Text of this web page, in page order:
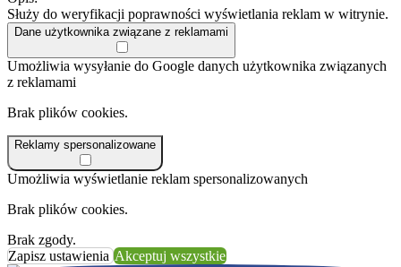
Służy do weryfikacji poprawności wyświetlania reklam w witrynie.
Dane użytkownika związane z reklamami
Umożliwia wysyłanie do Google danych użytkownika związanych
z reklamami
Brak plików cookies.
Reklamy spersonalizowane
Umożliwia wyświetlanie reklam spersonalizowanych
Brak plików cookies.
Brak zgody.
Zapisz ustawieniaAkceptuj wszystkie